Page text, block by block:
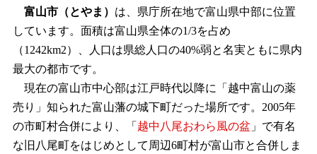
富山市 （とやま） は、県庁所在地で富山県中部に位置
しています。面積は富山県全体の1/3を占め
（1242km2）、人口は県総人口の40%弱と名実ともに県内
最大の都市です。
現在の富山市中心部は江戸時代以降に「越中富山の薬
売り」知られた富山藩の城下町だった場所です。2005年
の市町村合併により、「 越中八尾おわら風の盆 」で有名
な旧八尾町をはじめとして周辺6町村が富山市と合併しま